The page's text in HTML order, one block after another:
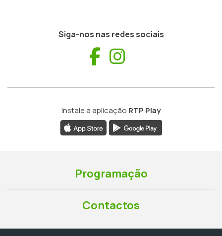
Siga-nos nas redes sociais
Facebook
Instale a aplicação RTP Play
Programação
Contactos